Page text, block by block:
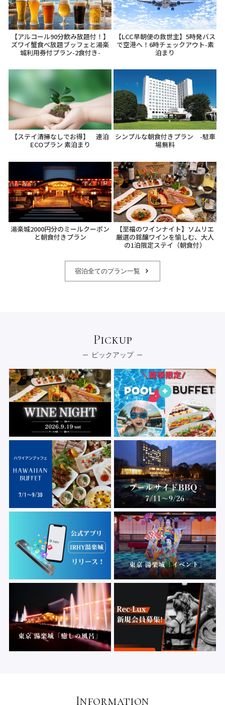
【アルコール90分飲み放題付！】
ズワイ蟹食べ放題ブッフェと湯楽
城利用券付プラン-2食付き-
【LCC早朝便の救世主】5時発バス
で空港へ！6時チェックアウト-素
泊まり
【ステイ清掃なしでお得】 連泊
ECOプラン 素泊まり
シンプルな朝食付きプラン -駐車
場無料
湯楽城2000円分のミールクーポン
と朝食付きプラン
【至福のワインナイト】ソムリエ
厳選の銘醸ワインを愉しむ、大人
の1泊限定ステイ（朝食付）
宿泊全てのプラン一覧
Pickup
ピックアップ
Information